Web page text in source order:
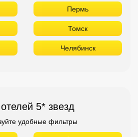
Пермь
Томск
Челябинск
5* звезд
удобные фильтры